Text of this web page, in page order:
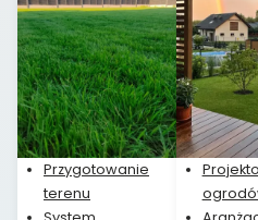
Przygotowanie
terenu